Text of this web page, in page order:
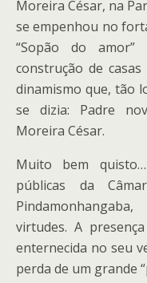
Moreira César, na
se empenhou no
“Sopão do
construção de
dinamismo que, tão
se dizia: Padre
Moreira César.
Muito bem
públicas da
virtudes. A
enternecida no seu
perda de um grande